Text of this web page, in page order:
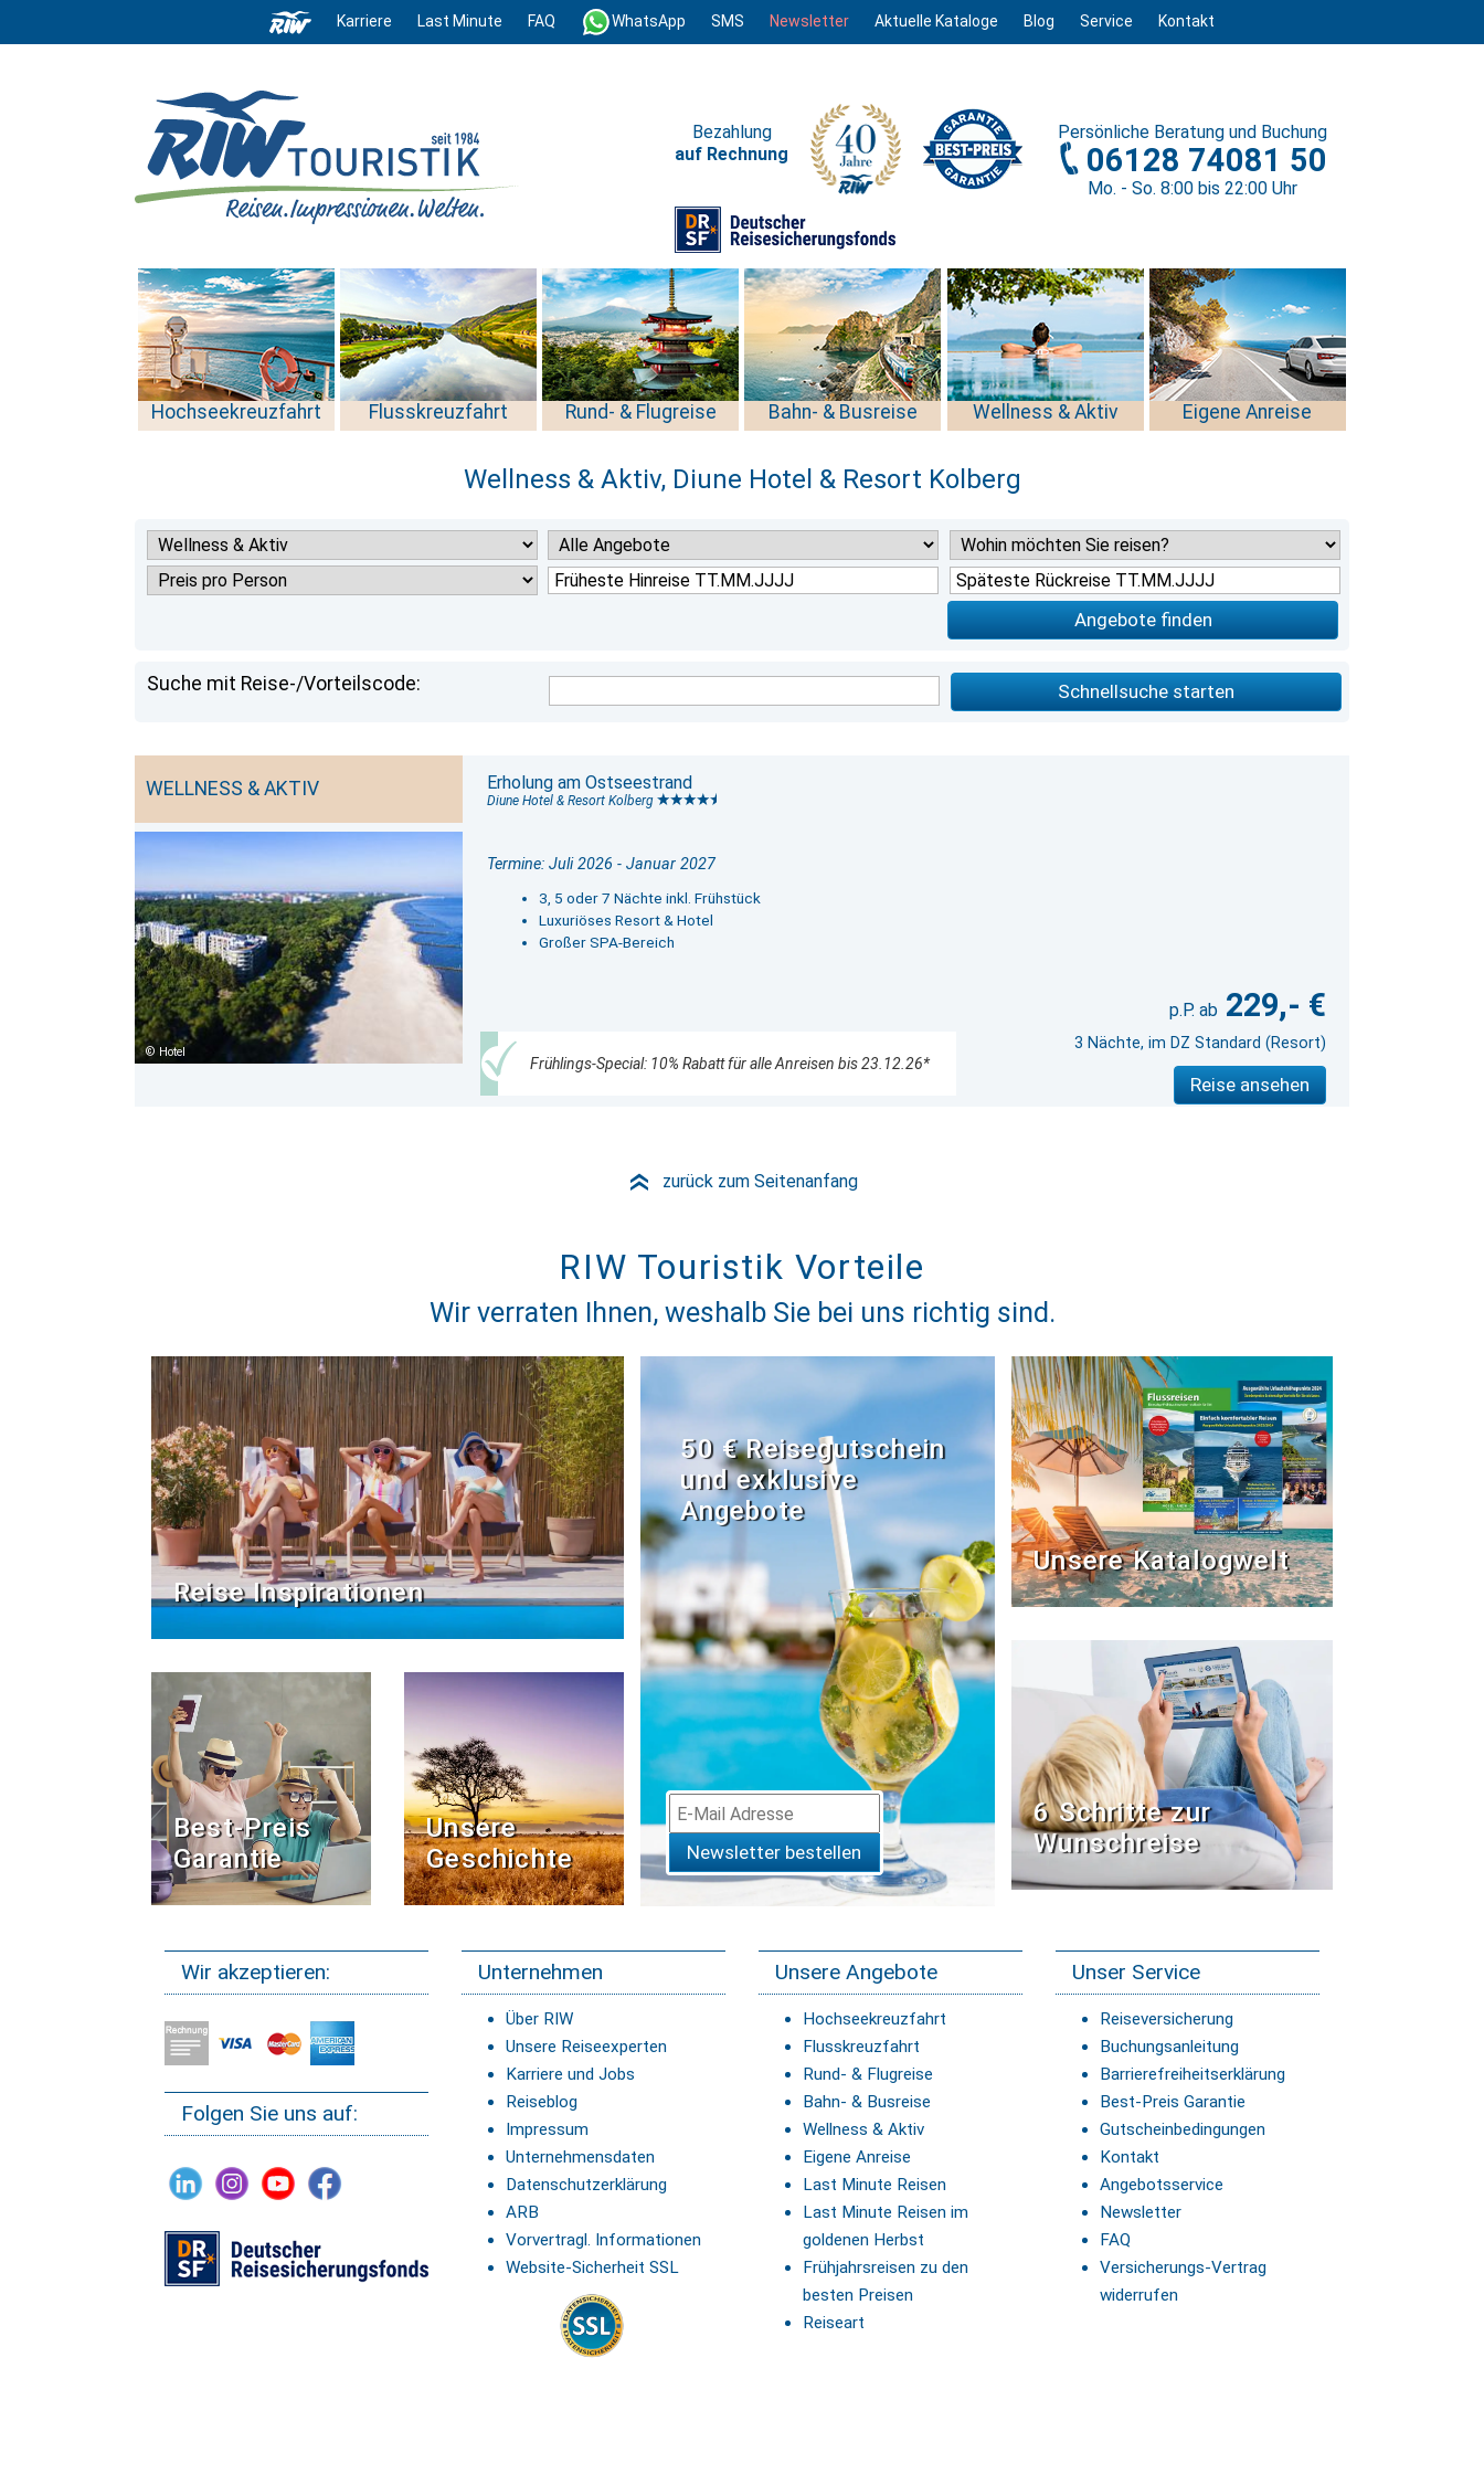
Karriere Last Minute FAQ WhatsApp SMS Newsletter Aktuelle Kataloge Blog Service Kontakt
Persönliche Beratung und Buchung
06128 74081 50
Mo. - So. 8:00 bis 22:00 Uhr
Bezahlung
auf Rechnung
Hochseekreuzfahrt Flusskreuzfahrt Rund- & Flugreise Bahn- & Busreise Wellness & Aktiv Eigene Anreise
Wellness & Aktiv, Diune Hotel & Resort Kolberg
Angebote finden
Suche mit Reise-/Vorteilscode: Schnellsuche starten
WELLNESS & AKTIV
Hotel
Erholung am Ostseestrand
Diune Hotel & Resort Kolberg
Termine: Juli 2026 - Januar 2027
3, 5 oder 7 Nächte inkl. Frühstück
Luxuriöses Resort & Hotel
Großer SPA-Bereich
Frühlings-Special: 10% Rabatt für alle Anreisen bis 23.12.26*
229,- €
3 Nächte, im DZ Standard (Resort)
Reise ansehen
» zurück zum Seitenanfang
RIW Touristik Vorteile
Wir verraten Ihnen, weshalb Sie bei uns richtig sind.
Reise Inspirationen
Best-Preis
Garantie
Unsere
Geschichte
50 € Reisegutschein
und exklusive
Angebote
Newsletter bestellen
Unsere Katalogwelt
6 Schritte zur
Wunschreise
Wir akzeptieren:
Folgen Sie uns auf:
Unternehmen
Über RIW
Unsere Reiseexperten
Karriere und Jobs
Reiseblog
Impressum
Unternehmensdaten
Datenschutzerklärung
ARB
Vorvertragl. Informationen
Website-Sicherheit SSL
Unsere Angebote
Hochseekreuzfahrt
Flusskreuzfahrt
Rund- & Flugreise
Bahn- & Busreise
Wellness & Aktiv
Eigene Anreise
Last Minute Reisen
Last Minute Reisen im
goldenen Herbst
Frühjahrsreisen zu den
besten Preisen
Reiseart
Unser Service
Reiseversicherung
Buchungsanleitung
Barrierefreiheitserklärung
Best-Preis Garantie
Gutscheinbedingungen
Kontakt
Angebotsservice
Newsletter
FAQ
Versicherungs-Vertrag
widerrufen